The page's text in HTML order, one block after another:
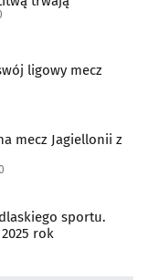
ligowy mecz
mecz Jagiellonii z
sportu.
rok